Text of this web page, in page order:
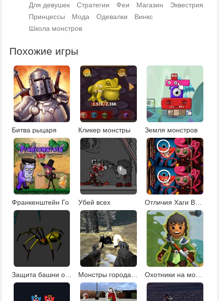
Для девушек
Стратегии Феи Магазин
Эквестрия
Принцессы
Мода Одевалки
Винкс
Школа монстров
Похожие игры
Битва рыцаря Кликер монстры Земля монстров
Франкенштейн Го Убей всех Отличия Хаги Ваги
Защита башни от пауков Охотники на монстров